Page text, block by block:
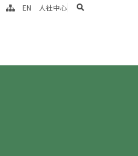
EN 人社中心 search